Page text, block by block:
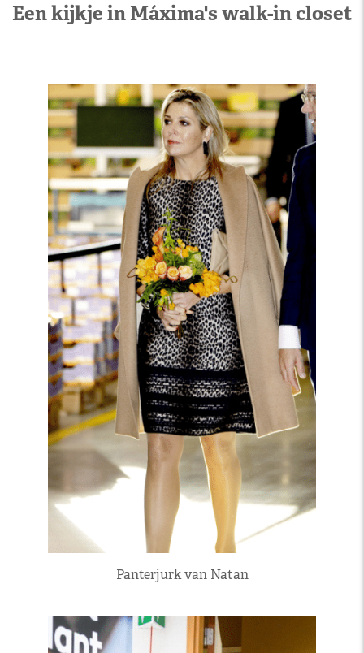
Een kijkje in Máxima's walk-in closet
Panterjurk van Natan